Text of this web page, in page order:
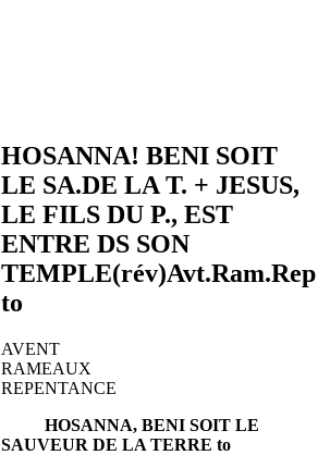
HOSANNA! BENI SOIT
LE SA.DE LA T. + JESUS,
LE FILS DU P., EST
ENTRE DS SON
TEMPLE(rév)Avt.Ram.Rep
to
AVENT
RAMEAUX
REPENTANCE
HOSANNA, BENI SOIT LE
SAUVEUR DE LA TERRE to